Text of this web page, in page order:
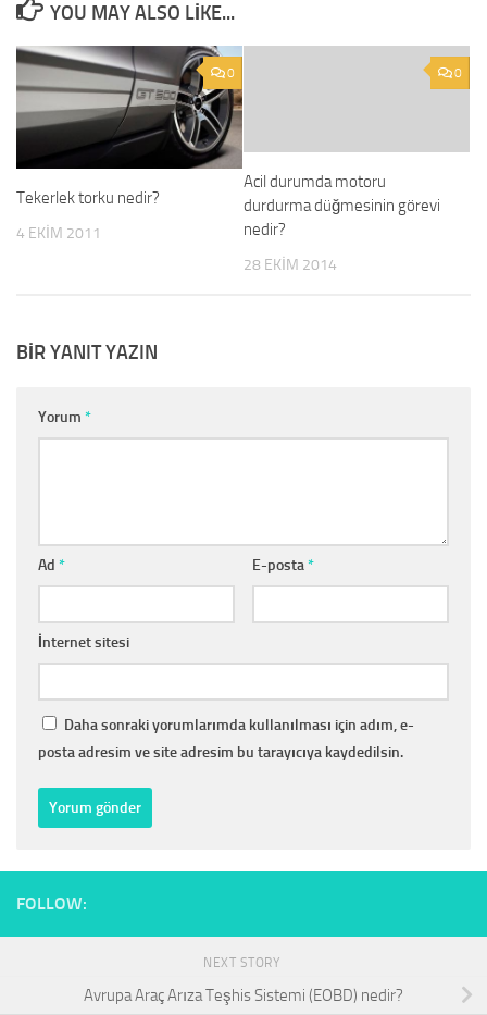
YOU MAY ALSO LIKE...
0
Tekerlek torku nedir?
4 EKIM 2011
0
Acil durumda motoru
durdurma düğmesinin görevi
nedir?
28 EKIM 2014
BIR YANIT YAZIN
Yorum *
Ad * E-posta*
İnternet sitesi
Daha sonraki yorumlarımda kullanılması için adım, e-
posta adresim ve site adresim bu tarayıcıya kaydedilsin.
FOLLOW:
NEXT STORY
Avrupa Araç Arıza Teşhis Sistemi (EOBD) nedir?